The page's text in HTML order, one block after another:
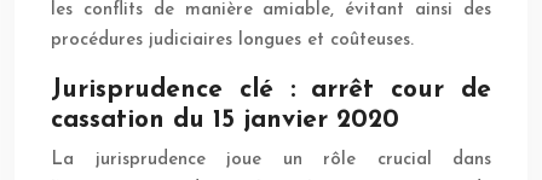
les conflits de manière amiable, évitant ainsi des
procédures judiciaires longues et coûteuses.
Jurisprudence clé : arrêt cour de
cassation du 15 janvier 2020
La jurisprudence joue un rôle crucial dans